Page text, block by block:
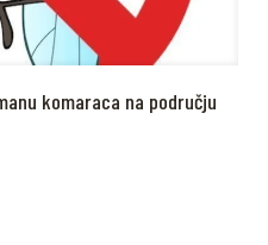
komaraca na području